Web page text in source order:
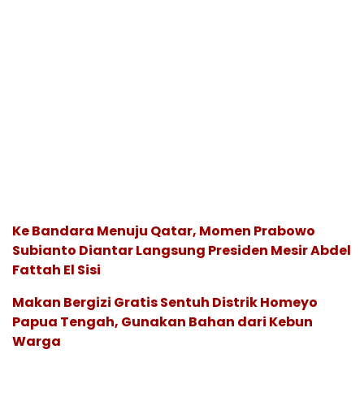
Ke Bandara Menuju Qatar, Momen Prabowo
Subianto Diantar Langsung Presiden Mesir Abdel
Fattah El Sisi
Makan Bergizi Gratis Sentuh Distrik Homeyo
Papua Tengah, Gunakan Bahan dari Kebun
Warga